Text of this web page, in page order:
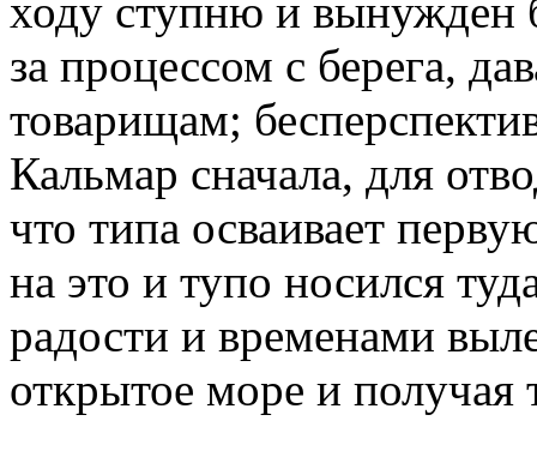
ходу ступню и вынужден
за процессом с берега,
товарищам;
Кальмар сначала, для
что типа осваивает
на это и тупо носился
радости и временами
открытое море и получая